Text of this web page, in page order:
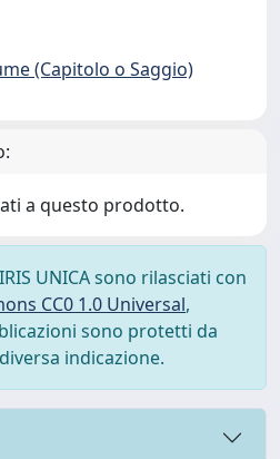
(Capitolo o Saggio)
a questo prodotto.
UNICA sono rilasciati con
CC0 1.0 Universal,
sono protetti da
indicazione.